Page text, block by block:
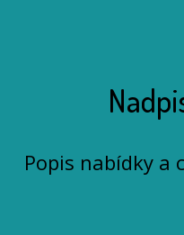
Popis nabídky a